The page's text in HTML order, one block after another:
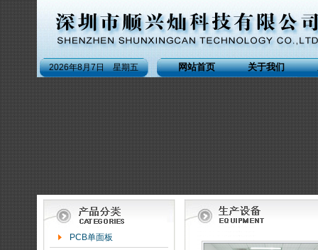
2026年8月7日 星期五 网站首页 关于我们
PCB单面板